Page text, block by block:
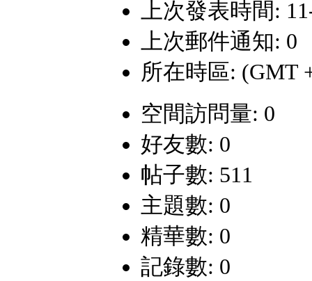
上次發表時間:
上次郵件通知: 0
所在時區: (GMT
空間訪問量: 0
好友數: 0
帖子數: 511
主題數: 0
精華數: 0
記錄數: 0